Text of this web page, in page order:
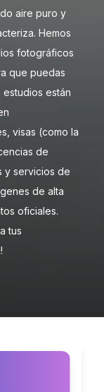
aire puro y
Hemos
fotográficos
que puedas
están
visas (como la
de
y servicios de
de alta
oficiales.
tus